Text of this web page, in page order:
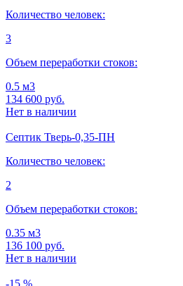
Количество человек:
3
Объем переработки стоков:
0.5 м3
134 600 руб.
Нет в наличии
Септик Тверь-0,35-ПН
Количество человек:
2
Объем переработки стоков:
0.35 м3
136 100 руб.
Нет в наличии
-15 %